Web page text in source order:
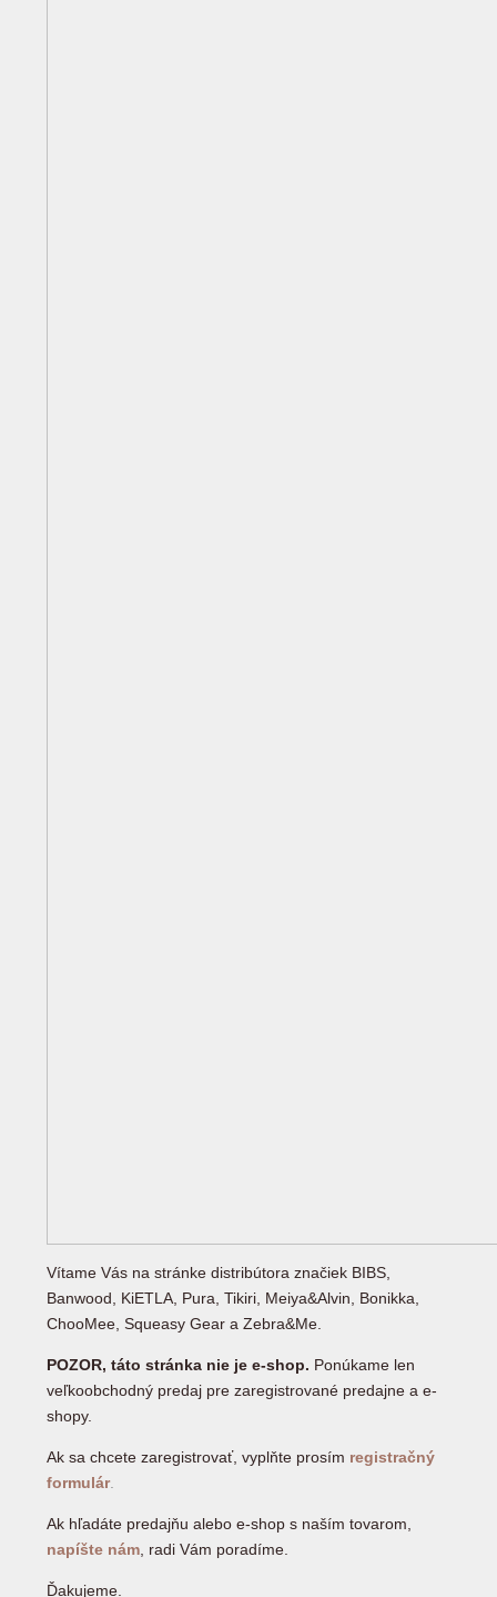
Vítame Vás na stránke distribútora značiek BIBS,
Banwood, KiETLA, Pura, Tikiri, Meiya&Alvin, Bonikka,
ChooMee, Squeasy Gear a Zebra&Me.
POZOR, táto stránka nie je e-shop. Ponúkame len
veľkoobchodný predaj pre zaregistrované predajne a e-
shopy.
Ak sa chcete zaregistrovať, vyplňte prosím registračný
formulár.
Ak hľadáte predajňu alebo e-shop s naším tovarom,
napíšte nám, radi Vám poradíme.
Ďakujeme.